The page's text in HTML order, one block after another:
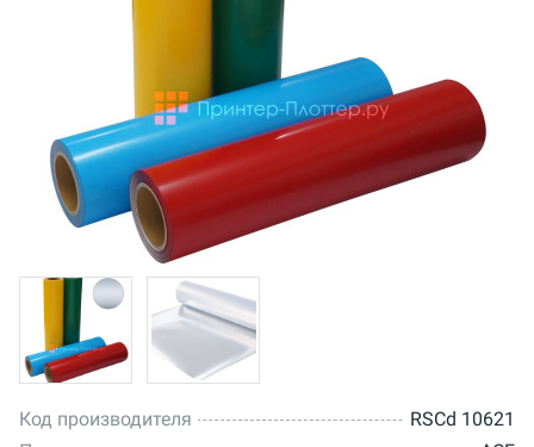
Код производителя
RSCd 10621